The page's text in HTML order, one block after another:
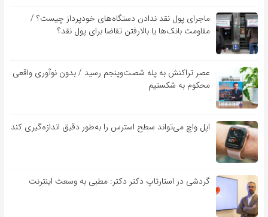
ماجرای پول نقد ندادن دستگاه‌های خودپرداز چیست؟ /
مقاومت بانک‌ها یا بالارفتن تقاضا برای پول نقد؟
عصر تراکنش به پله شصت‌وپنجم رسید / بدون نوآوری واقعی
محکوم به شکستیم
اپل واچ می‌تواند سطح استرس را به‌طور دقیق اندازه‌گیری کند
گردشی در استارتاپ دکتر دکتر: مطبی به وسعت اینترنت